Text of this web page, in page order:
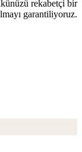
rekabetçi bir
garantiliyoruz.